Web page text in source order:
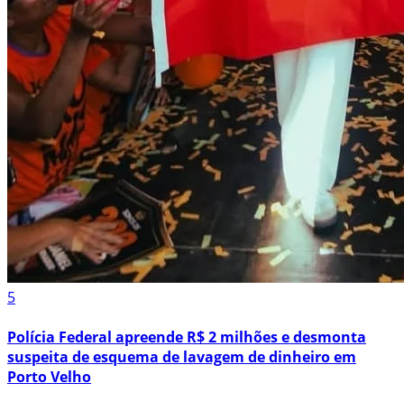
5
Polícia Federal apreende R$ 2 milhões e desmonta
suspeita de esquema de lavagem de dinheiro em
Porto Velho